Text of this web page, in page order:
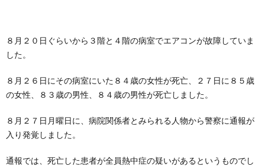
８月２０日ぐらいから３階と４階の病室でエアコンが故障していま
した。
８月２６日にその病室にいた８４歳の女性が死亡、２７日に８５歳
の女性、８３歳の男性、８４歳の男性が死亡しました。
８月２７日月曜日に、病院関係者とみられる人物から警察に通報が
入り発覚しました。
通報では、死亡した患者が全員熱中症の疑いがあるというものでし